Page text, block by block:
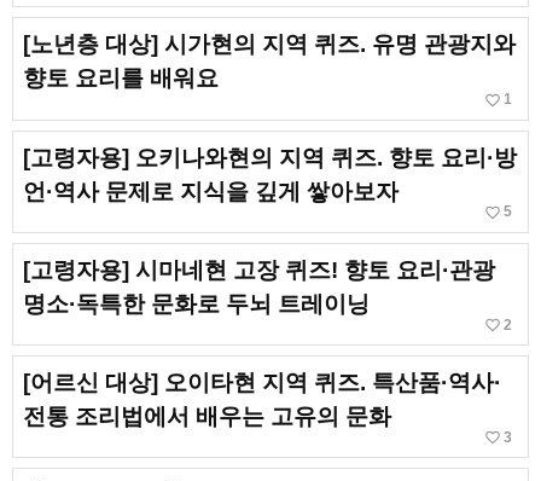
[노년층 대상] 시가현의 지역 퀴즈. 유명 관광지와
향토 요리를 배워요
favorite_border 1
[고령자용] 오키나와현의 지역 퀴즈. 향토 요리·방
언·역사 문제로 지식을 깊게 쌓아보자
favorite_border 5
[고령자용] 시마네현 고장 퀴즈! 향토 요리·관광
명소·독특한 문화로 두뇌 트레이닝
favorite_border 2
[어르신 대상] 오이타현 지역 퀴즈. 특산품·역사·
전통 조리법에서 배우는 고유의 문화
favorite_border 3